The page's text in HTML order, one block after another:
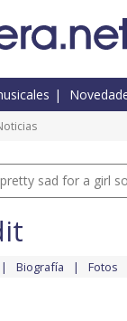
sad for a girl
Biografía Fotos